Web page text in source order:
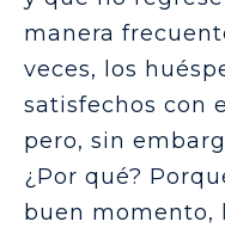
manera
veces, los
satisfechos con
pero, sin
¿Por qué?
buen momento,